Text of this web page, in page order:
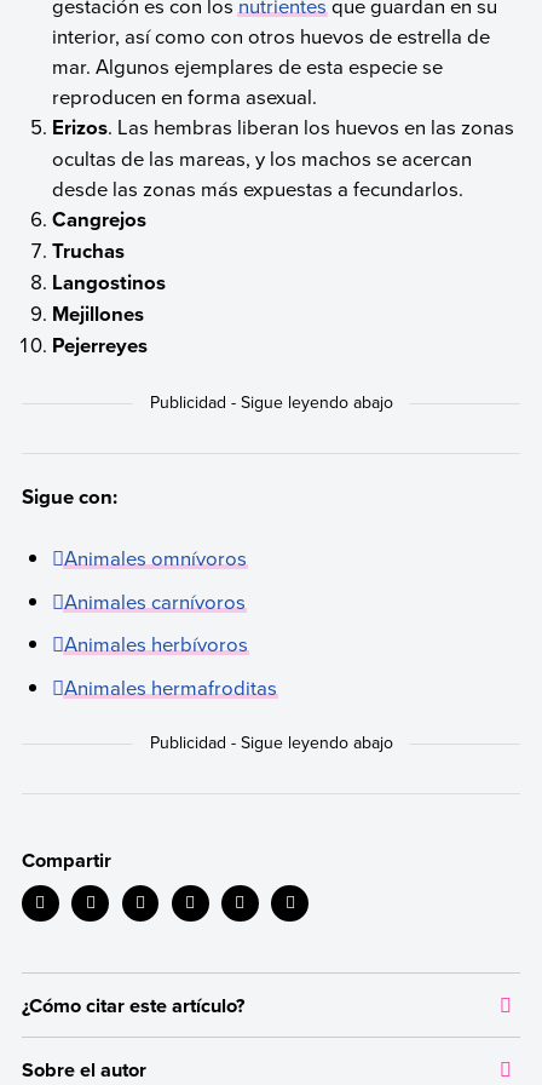
gestación es con losnutrientesque guardan en su
interior, así como con otros huevos de estrella de
mar. Algunos ejemplares de esta especie se
reproducen en forma asexual.
Erizos. Las hembras liberan los huevos en las zonas
ocultas de las mareas, y los machos se acercan
desde las zonas más expuestas a fecundarlos.
Cangrejos
Truchas
Langostinos
Mejillones
Pejerreyes
Sigue con:
Animales omnívoros
Animales carnívoros
Animales herbívoros
Animales hermafroditas
Compartir
¿Cómo citar este artículo?
dar crédito a los autores correspondientes y evitar incurrir en
Sobre el autor